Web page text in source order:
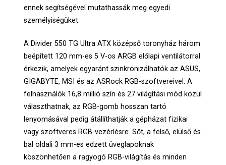
ennek segítségével mutathassák meg egyedi
személyiségüket.
A Divider 550 TG Ultra ATX középső toronyház három
beépített 120 mm-es 5 V-os ARGB előlapi ventilátorral
érkezik, amelyek egyaránt szinkronizálhatók az ASUS,
GIGABYTE, MSI és az ASRock RGB-szoftvereivel. A
felhasználók 16,8 millió szín és 27 világítási mód közül
választhatnak, az RGB-gomb hosszan tartó
lenyomásával pedig átállíthatják a gépházat fizikai
vagy szoftveres RGB-vezérlésre. Sőt, a felső, elülső és
bal oldali 3 mm-es edzett üveglapoknak
köszönhetően a ragyogó RGB-világítás és minden